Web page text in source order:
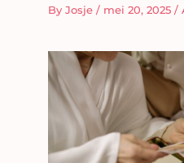
By Josje / mei 20, 2025 /